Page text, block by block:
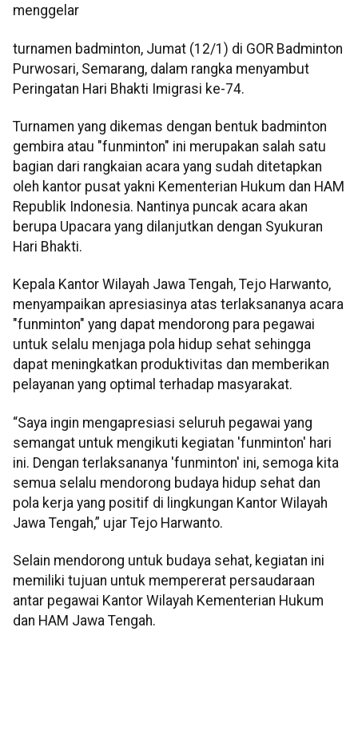
menggelar
turnamen badminton, Jumat (12/1) di GOR Badminton
Purwosari, Semarang, dalam rangka menyambut
Peringatan Hari Bhakti Imigrasi ke-74.
Turnamen yang dikemas dengan bentuk badminton
gembira atau "funminton" ini merupakan salah satu
bagian dari rangkaian acara yang sudah ditetapkan
oleh kantor pusat yakni Kementerian Hukum dan HAM
Republik Indonesia. Nantinya puncak acara akan
berupa Upacara yang dilanjutkan dengan Syukuran
Hari Bhakti.
Kepala Kantor Wilayah Jawa Tengah, Tejo Harwanto,
menyampaikan apresiasinya atas terlaksananya acara
"funminton" yang dapat mendorong para pegawai
untuk selalu menjaga pola hidup sehat sehingga
dapat meningkatkan produktivitas dan memberikan
pelayanan yang optimal terhadap masyarakat.
“Saya ingin mengapresiasi seluruh pegawai yang
semangat untuk mengikuti kegiatan 'funminton' hari
ini. Dengan terlaksananya 'funminton' ini, semoga kita
semua selalu mendorong budaya hidup sehat dan
pola kerja yang positif di lingkungan Kantor Wilayah
Jawa Tengah,” ujar Tejo Harwanto.
Selain mendorong untuk budaya sehat, kegiatan ini
memiliki tujuan untuk mempererat persaudaraan
antar pegawai Kantor Wilayah Kementerian Hukum
dan HAM Jawa Tengah.